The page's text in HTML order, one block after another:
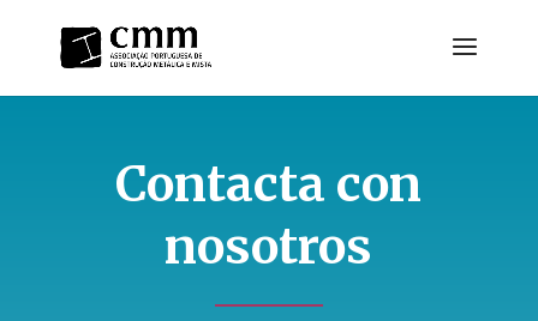
Contacta con
nosotros